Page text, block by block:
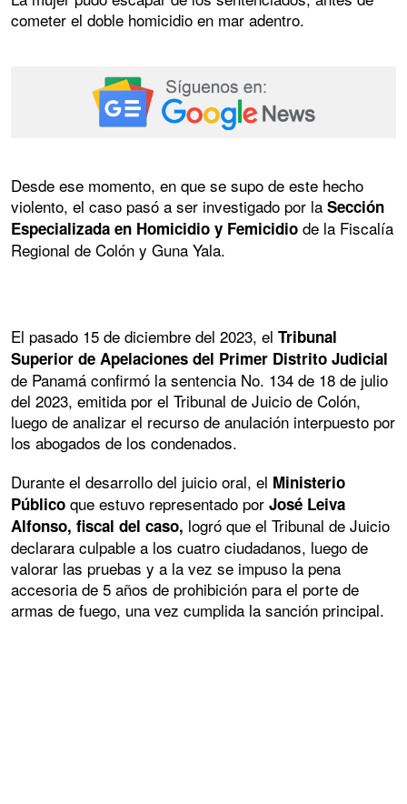
cometer el doble homicidio en mar adentro.
Desde ese momento, en que se supo de este hecho
violento, el caso pasó a ser investigado por la Sección
Especializada en Homicidio y Femicidio de la Fiscalía
Regional de Colón y Guna Yala.
El pasado 15 de diciembre del 2023, el Tribunal
Superior de Apelaciones del Primer Distrito Judicial
de Panamá confirmó la sentencia No. 134 de 18 de julio
del 2023, emitida por el Tribunal de Juicio de Colón,
luego de analizar el recurso de anulación interpuesto por
los abogados de los condenados.
Durante el desarrollo del juicio oral, el Ministerio
Público que estuvo representado por José Leiva
Alfonso, fiscal del caso, logró que el Tribunal de Juicio
declarara culpable a los cuatro ciudadanos, luego de
valorar las pruebas y a la vez se impuso la pena
accesoria de 5 años de prohibición para el porte de
armas de fuego, una vez cumplida la sanción principal.